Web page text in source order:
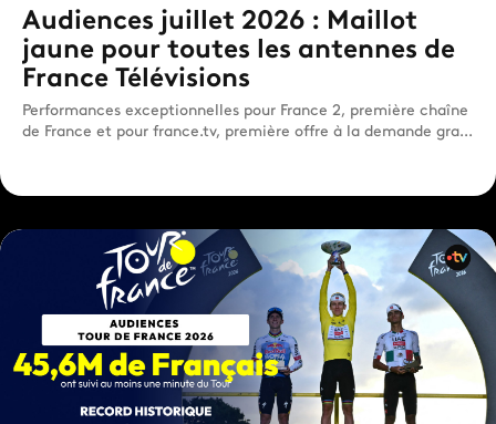
Audiences juillet 2026 : Maillot
jaune pour toutes les antennes de
France Télévisions
Performances exceptionnelles pour France 2, première chaîne
de France et pour france.tv, première offre à la demande gra...